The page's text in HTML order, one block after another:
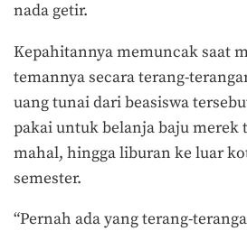
nada getir.
Kepahitannya memuncak saat
temannya secara terang-
uang tunai dari beasiswa
pakai untuk belanja baju merek
mahal, hingga liburan ke luar
semester.
“Pernah ada yang terang-